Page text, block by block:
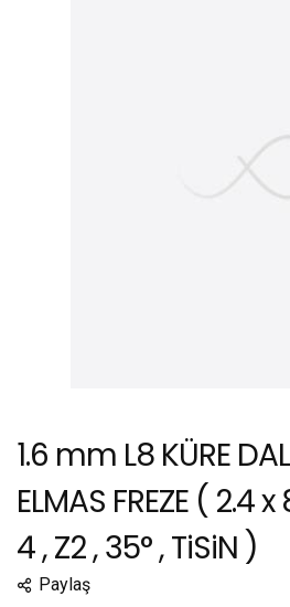
1.6 mm L8 KÜRE
ELMAS FREZE ( 2.4
4 , Z2 , 35° , TiSiN )
Paylaş